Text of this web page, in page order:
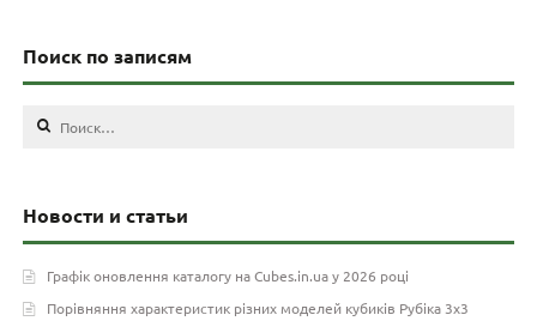
Поиск по записям
Найти:
Новости и статьи
Графік оновлення каталогу на Cubes.in.ua у 2026 році
Порівняння характеристик різних моделей кубиків Рубіка 3х3